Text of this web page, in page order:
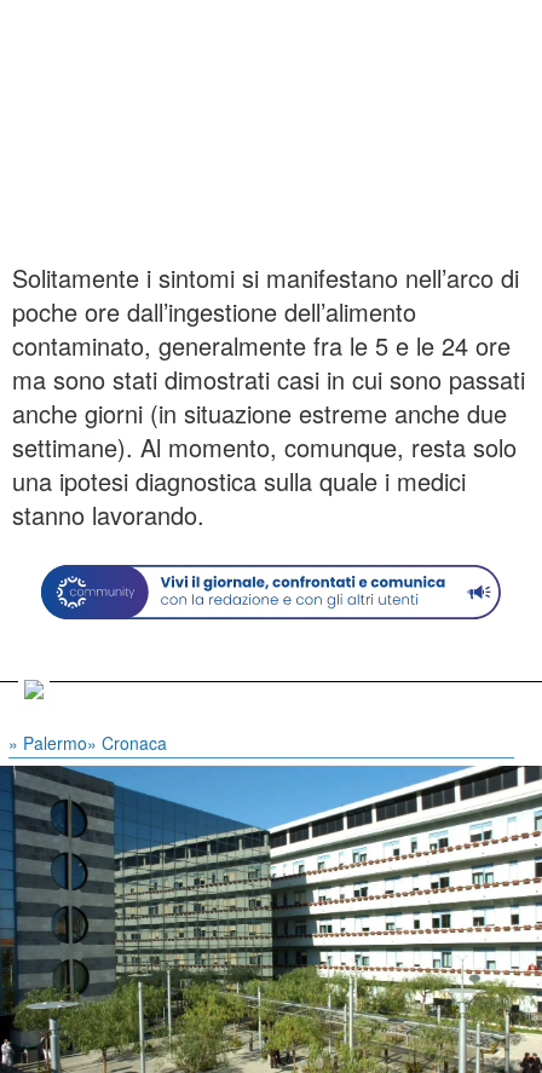
Solitamente i sintomi si manifestano nell’arco di
poche ore dall’ingestione dell’alimento
contaminato, generalmente fra le 5 e le 24 ore
ma sono stati dimostrati casi in cui sono passati
anche giorni (in situazione estreme anche due
settimane). Al momento, comunque, resta solo
una ipotesi diagnostica sulla quale i medici
stanno lavorando.
» Palermo» Cronaca